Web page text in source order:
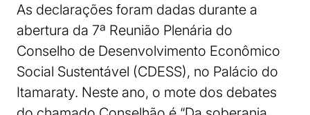
As declarações foram dadas durante a
abertura da 7ª Reunião Plenária do
Conselho de Desenvolvimento Econômico
Social Sustentável (CDESS), no Palácio do
Itamaraty. Neste ano, o mote dos debates